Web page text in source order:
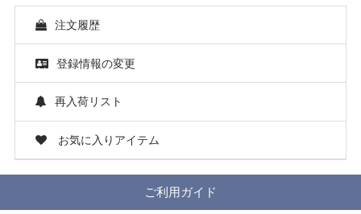
注文履歴
登録情報の変更
再入荷リスト
お気に入りアイテム
ご利用ガイド